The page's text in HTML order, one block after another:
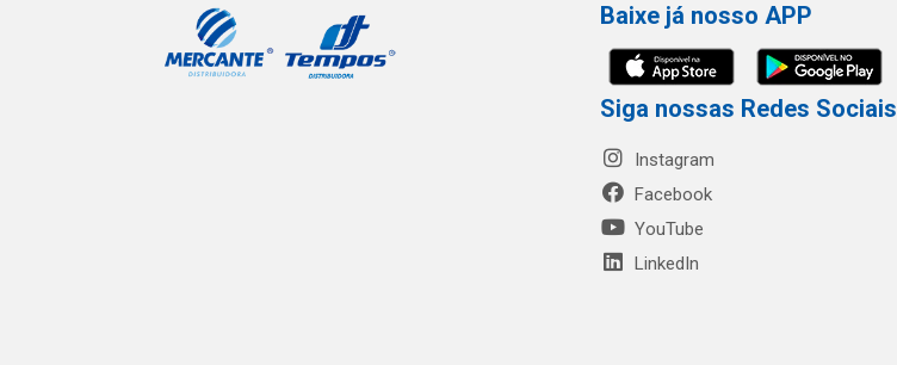
Baixe já nosso APP
Siga nossas Redes Sociais
Instagram
Facebook
YouTube
LinkedIn